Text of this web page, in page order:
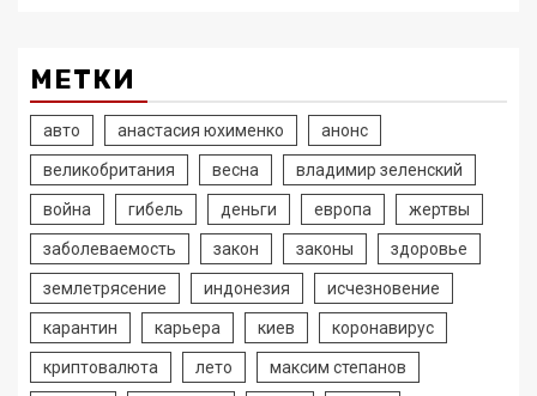
МЕТКИ
авто анастасия юхименко анонс
великобритания весна владимир зеленский
война гибель деньги европа жертвы
заболеваемость закон законы здоровье
землетрясение индонезия исчезновение
карантин карьера киев коронавирус
криптовалюта лето максим степанов